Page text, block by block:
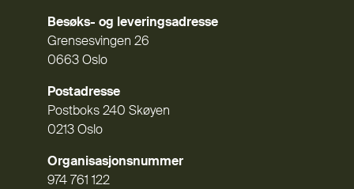
Besøks- og leveringsadresse
Grensesvingen 26
0663 Oslo
Postadresse
Postboks 240 Skøyen
0213 Oslo
Organisasjonsnummer
974 761 122